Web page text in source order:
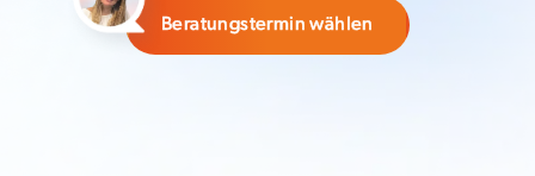
Beratungstermin wählen